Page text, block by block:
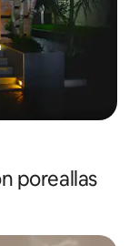
poreallas